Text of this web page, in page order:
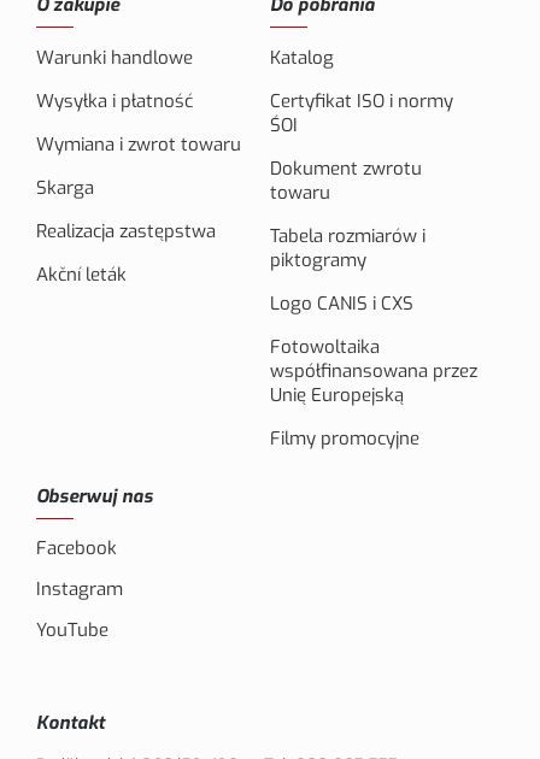
O zakupie
Warunki handlowe
Wysyłka i płatność
Wymiana i zwrot towaru
Skarga
Realizacja zastępstwa
Akční leták
Do pobrania
Katalog
Certyfikat ISO i normy
ŚOI
Dokument zwrotu
towaru
Tabela rozmiarów i
piktogramy
Logo CANIS i CXS
Fotowoltaika
współfinansowana przez
Unię Europejską
Filmy promocyjne
Obserwuj nas
Facebook
Instagram
YouTube
Kontakt